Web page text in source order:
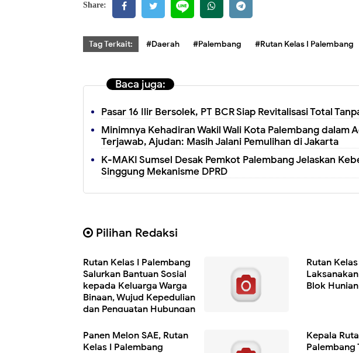
Share:
Tag Terkait: #Daerah #Palembang #Rutan Kelas I Palembang
Baca juga:
Pasar 16 Ilir Bersolek, PT BCR Siap Revitalisasi Total
Minimnya Kehadiran Wakil Wali Kota Palembang dalam
Terjawab, Ajudan: Masih Jalani Pemulihan di Jakarta
K-MAKI Sumsel Desak Pemkot Palembang Jelaskan
Singgung Mekanisme DPRD
Pilihan Redaksi
Rutan Kelas I Palembang
Salurkan Bantuan Sosial
kepada Keluarga Warga
Binaan, Wujud Kepedulian
dan Penguatan Hubungan
Rutan
Blok
Panen Melon SAE, Rutan
Kelas I Palembang
Kepala
Palembang